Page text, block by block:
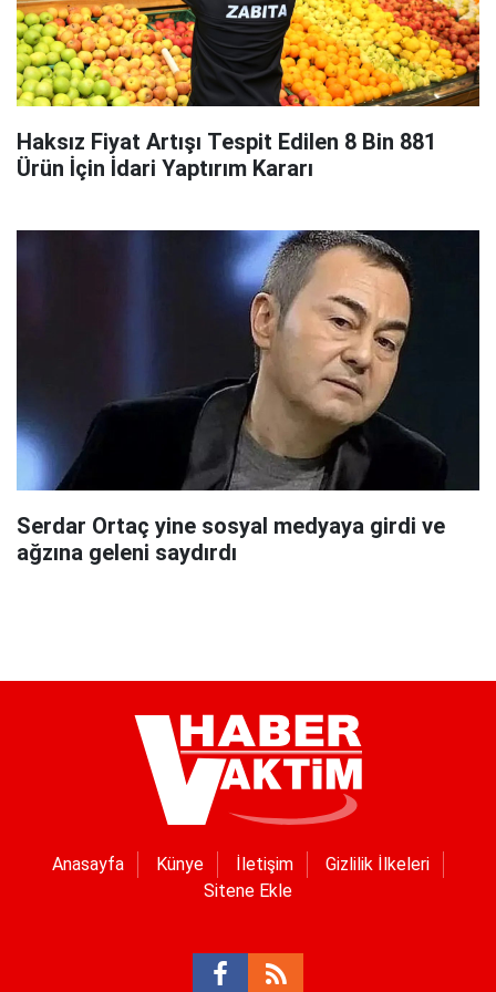
Haksız Fiyat Artışı Tespit Edilen 8 Bin 881
Ürün İçin İdari Yaptırım Kararı
Serdar Ortaç yine sosyal medyaya girdi ve
ağzına geleni saydırdı
Anasayfa Künye İletişim
Gizlilik İlkeleri
Sitene Ekle